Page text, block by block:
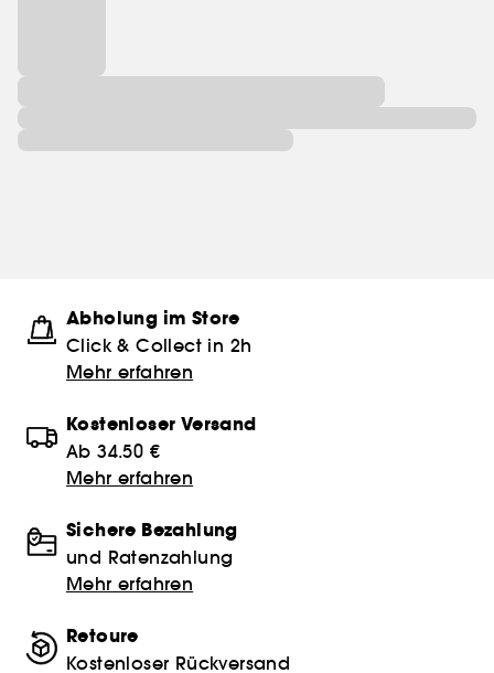
Abholung im Store
Click & Collect in 2h
Mehr erfahren
Kostenloser Versand
Ab 34.50 €
Mehr erfahren
Sichere Bezahlung
und Ratenzahlung
Mehr erfahren
Retoure
Kostenloser Rückversand